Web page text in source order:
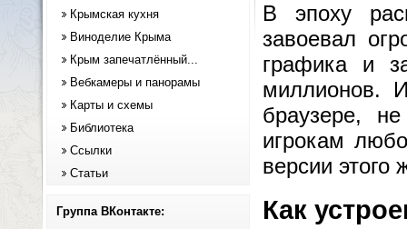
Крымская кухня
Виноделие Крыма
Крым запечатлённый...
Вебкамеры и панорамы
Карты и схемы
Библиотека
Ссылки
Статьи
Группа ВКонтакте:
В эпоху
завоевал
графика и
миллионов.
браузере,
игрокам
версии этого
Как